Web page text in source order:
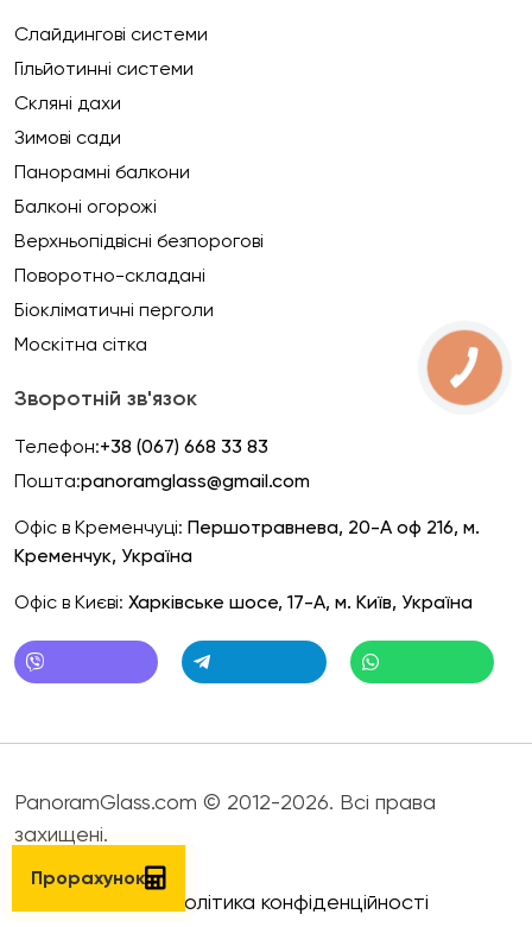
Слайдингові системи
Гільйотинні системи
Скляні дахи
Зимові сади
Панорамні балкони
Балконі огорожі
Верхньопідвісні безпорогові
Поворотно-складані
Біокліматичні перголи
Москітна сітка
Зворотній зв'язок
Телефон:+38 (067) 668 33 83
Пошта:panoramglass@gmail.com
Офіс в Кременчуці: Першотравнева, 20-А оф 216, м.
Кременчук, Україна
Офіс в Києві: Харківське шосе, 17-А, м. Київ, Україна
PanoramGlass.com © 2012-2026. Всі права
захищені.
Політика конфіденційності
Прорахунок